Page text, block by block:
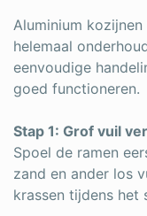
Aluminium
helemaal
eenvoudige
goed functioneren.
Stap 1: Grof vuil
Spoel de ramen
zand en ander los
krassen tijdens het